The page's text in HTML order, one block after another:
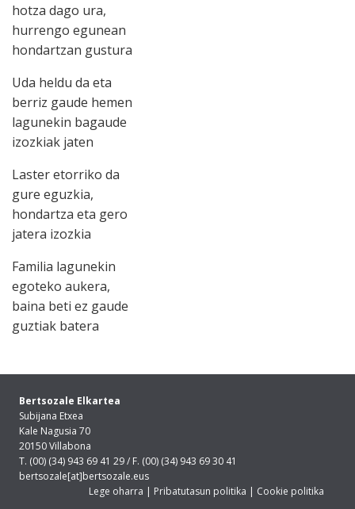
hotza dago ura,
hurrengo egunean
hondartzan gustura
Uda heldu da eta
berriz gaude hemen
lagunekin bagaude
izozkiak jaten
Laster etorriko da
gure eguzkia,
hondartza eta gero
jatera izozkia
Familia lagunekin
egoteko aukera,
baina beti ez gaude
guztiak batera
Bertsozale Elkartea
Subijana Etxea
Kale Nagusia 70
20150 Villabona
T. (00) (34) 943 69 41 29 / F. (00) (34) 943 69 30 41
bertsozale[at]bertsozale.eus
Lege oharra | Pribatutasun politika | Cookie politika